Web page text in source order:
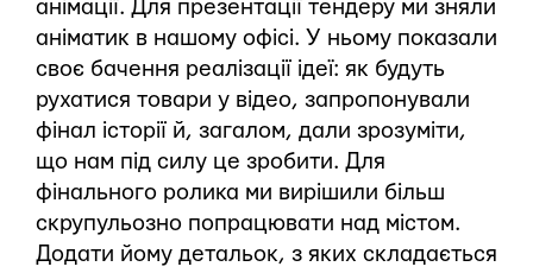
анімації. Для презентації тендеру ми зняли
аніматик в нашому офісі. У ньому показали
своє бачення реалізації ідеї: як будуть
рухатися товари у відео, запропонували
фінал історії й, загалом, дали зрозуміти,
що нам під силу це зробити. Для
фінального ролика ми вирішили більш
скрупульозно попрацювати над містом.
Додати йому детальок, з яких складається